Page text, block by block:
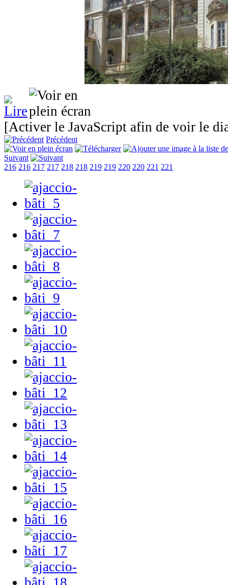
[Activer le JavaScript afin de voir le
Précédent
Suivant
216 216 217 217 218 218 219 219 220 220 221 221